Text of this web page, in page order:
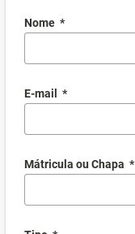
Nome *
E-mail *
Mátricula ou Chapa *